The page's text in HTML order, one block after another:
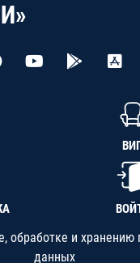
обработке и хранению
данных